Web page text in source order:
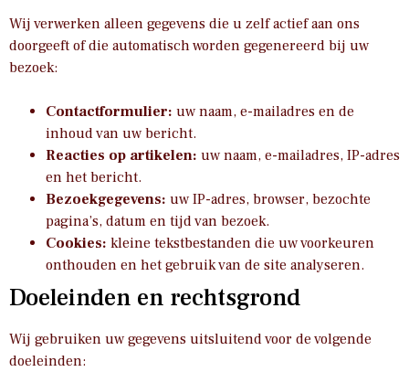
Wij verwerken alleen gegevens die u zelf actief aan ons
doorgeeft of die automatisch worden gegenereerd bij uw
bezoek:
Contactformulier: uw naam, e-mailadres en de
inhoud van uw bericht.
Reacties op artikelen: uw naam, e-mailadres, IP-adres
en het bericht.
Bezoekgegevens: uw IP-adres, browser, bezochte
pagina’s, datum en tijd van bezoek.
Cookies: kleine tekstbestanden die uw voorkeuren
onthouden en het gebruik van de site analyseren.
Doeleinden en rechtsgrond
Wij gebruiken uw gegevens uitsluitend voor de volgende
doeleinden: